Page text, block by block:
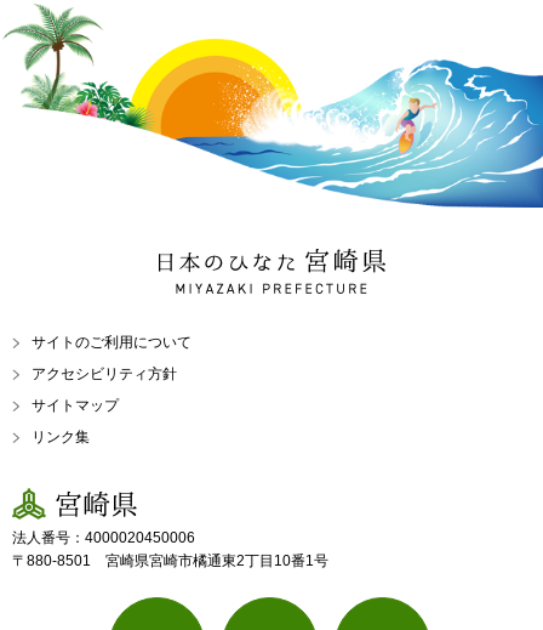
日本のひなた 宮崎県
MIYAZAKI PREFECTURE
サイトのご利用について
アクセシビリティ方針
サイトマップ
リンク集
宮崎県
法人番号：4000020450006
〒880-8501 宮崎県宮崎市橘通東2丁目10番1号